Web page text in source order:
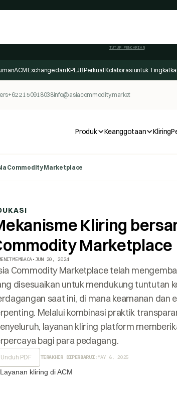
TUTUP PENCARIAN
ACM Exchange dan KPLJB Perkuat Kolaborasi untuk
+62 21 50918038info@asiacommodity.market
Produk Keanggotaan Kliring
Commodity Marketplace
Kliring
Marketplace
MEMBACA• JUN 20, 2024
Commodity Marketplace telah
disesuaikan untuk mendukung tuntutan
saat ini, di mana keamanan dan
Melalui kombinasi praktik
layanan kliring platform
bagi para pedagang.
Unduh PDF TERAKHIR DIPERBARUI:MAY 6, 2025